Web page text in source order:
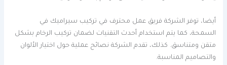
أيضا، توفر الشركة فريق عمل محترف في تركيب سيراميك في
السمحة، كما يتم استخدام أحدث التقنيات لضمان تركيب الرخام بشكل
متقن ومتناسق. كذلك، تقدم الشركة نصائح عملية حول اختيار الألوان
والتصاميم المناسبة.